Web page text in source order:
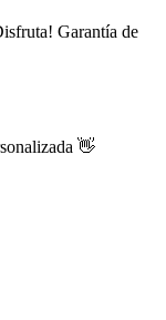
Garantía de
👋